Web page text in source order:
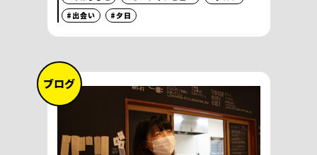
#出会い
#夕日
ブログ